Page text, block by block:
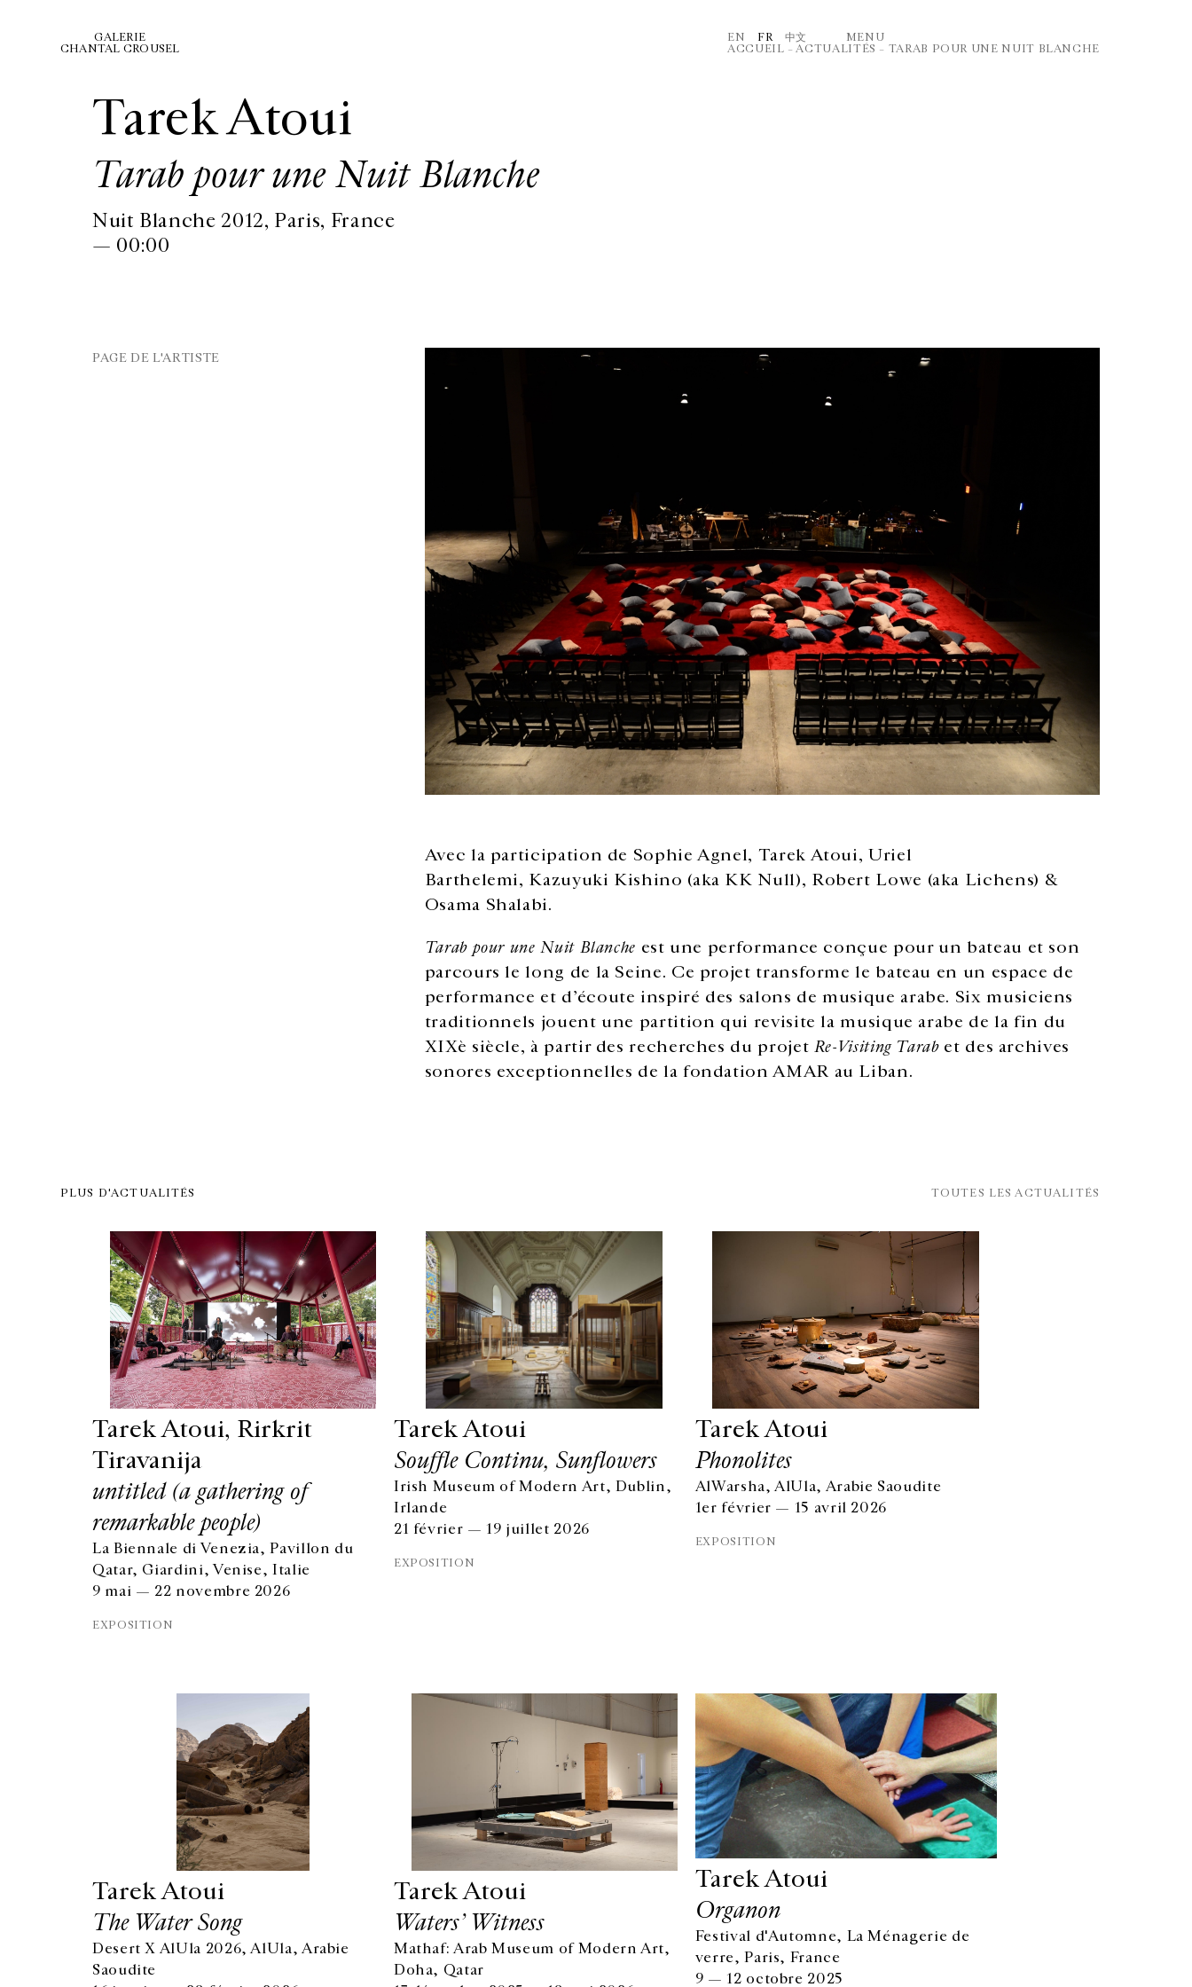
GALERIE
CHANTAL CROUSEL
EN FR 中文
MENU
ACCUEIL –ACTUALITÉS – TARAB POUR UNE NUIT BLANCHE
Tarek Atoui
Tarab pour une Nuit Blanche
Nuit Blanche 2012, Paris, France
— 00:00
Avec la participation de Sophie Agnel, Tarek Atoui, Uriel
Barthelemi, Kazuyuki Kishino (aka KK Null), Robert Lowe (aka Lichens) &
Osama Shalabi.
Tarab pour une Nuit Blanche est une performance conçue pour un bateau et son
parcours le long de la Seine. Ce projet transforme le bateau en un espace de
performance et d’écoute inspiré des salons de musique arabe. Six musiciens
traditionnels jouent une partition qui revisite la musique arabe de la fin du
XIXè siècle, à partir des recherches du projet Re-Visiting Tarabet des archives
sonores exceptionnelles de la fondation AMAR au Liban.
PAGE DE L'ARTISTE
PLUS D'ACTUALITÉS TOUTES LES ACTUALITÉS
Tarek Atoui, Rirkrit
Tiravanija
untitled (a gathering of
remarkable people)
La Biennale di Venezia, Pavillon du
Qatar, Giardini, Venise, Italie
9 mai — 22 novembre 2026
EXPOSITION
Tarek Atoui
Souffle Continu, Sunflowers
Irish Museum of Modern Art, Dublin,
Irlande
21 février — 19 juillet 2026
EXPOSITION
Tarek Atoui
Phonolites
AlWarsha, AlUla, Arabie Saoudite
1er février — 15 avril 2026
EXPOSITION
Tarek Atoui
The Water Song
Desert X AlUla 2026, AlUla, Arabie
Saoudite
Tarek Atoui
Waters’ Witness
Mathaf: Arab Museum of Modern Art,
Doha, Qatar
Tarek Atoui
Organon
Festival d'Automne, La Ménagerie de
verre, Paris, France
9 — 12 octobre 2025
GALERIE CHANTAL CROUSEL
HORAIRES D'OUVERTURE
DU MARDI AU VENDREDI
EN FR 中文